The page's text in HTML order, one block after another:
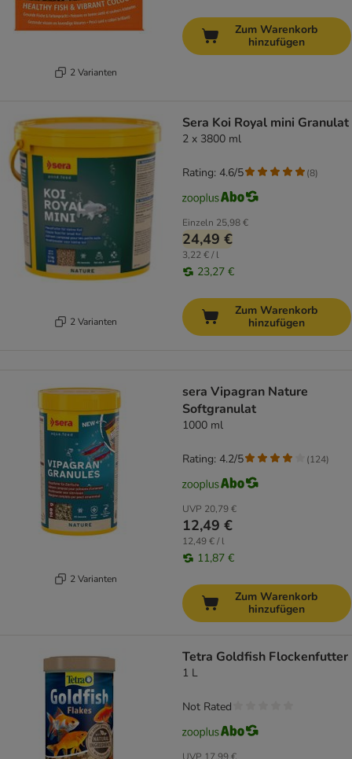
2 Varianten
Zum Warenkorb
hinzufügen
2 Varianten
Sera Koi Royal mini Granulat
2 x 3800 ml
Einzeln 25,98 €
24,49 €
3,22 € / l
23,27 €
Rating: 4.6/5 (8)
Zum Warenkorb
hinzufügen
2 Varianten
sera Vipagran Nature
Softgranulat
1000 ml
UVP 20,79 €
12,49 €
12,49 € / l
11,87 €
Rating: 4.2/5 (124)
Zum Warenkorb
hinzufügen
Tetra Goldfish Flockenfutter
1 L
Not Rated